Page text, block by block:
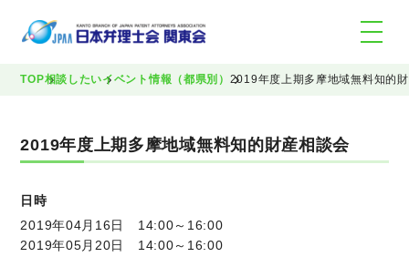
TOP相談したいイベント情報（都県別） 2019年度上期多摩地域無料知的
2019年度上期多摩地域無料知的財産相談会
日時
2019年04月16日 14:00～16:00
2019年05月20日 14:00～16:00